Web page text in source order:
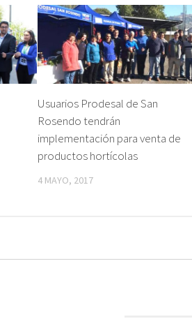
Usuarios Prodesal de San
Rosendo tendrán
implementación para venta de
productos hortícolas
4 MAYO, 2017